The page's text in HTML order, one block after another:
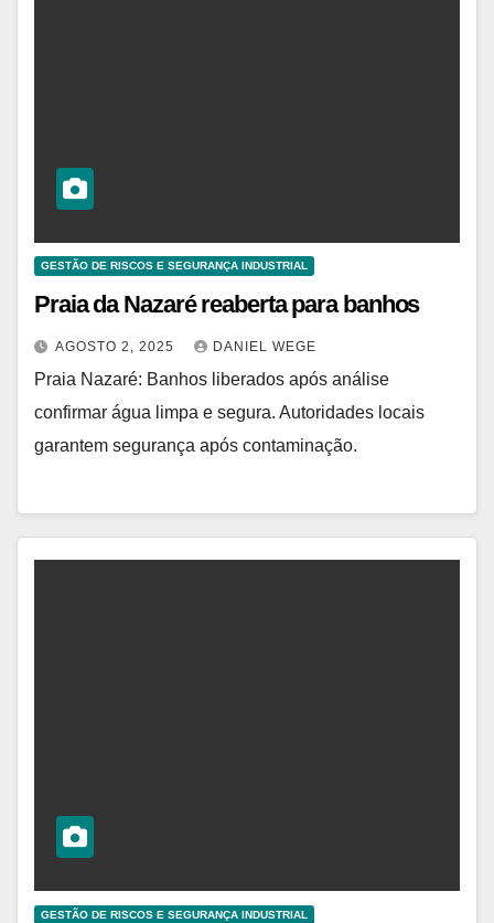
GESTÃO DE RISCOS E SEGURANÇA INDUSTRIAL
Praia da Nazaré reaberta para banhos
AGOSTO 2, 2025 DANIEL WEGE
Praia Nazaré: Banhos liberados após análise
confirmar água limpa e segura. Autoridades locais
garantem segurança após contaminação.
GESTÃO DE RISCOS E SEGURANÇA INDUSTRIAL